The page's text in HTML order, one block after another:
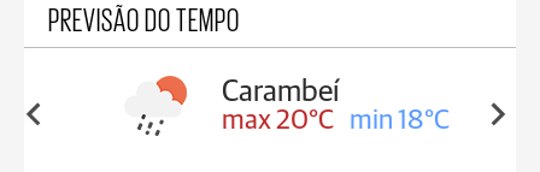
PREVISÃO DO TEMPO
18°C
Carambeí
max 20°C min 18°C